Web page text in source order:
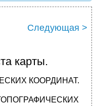
Следующая >
карты.
КООРДИНАТ.